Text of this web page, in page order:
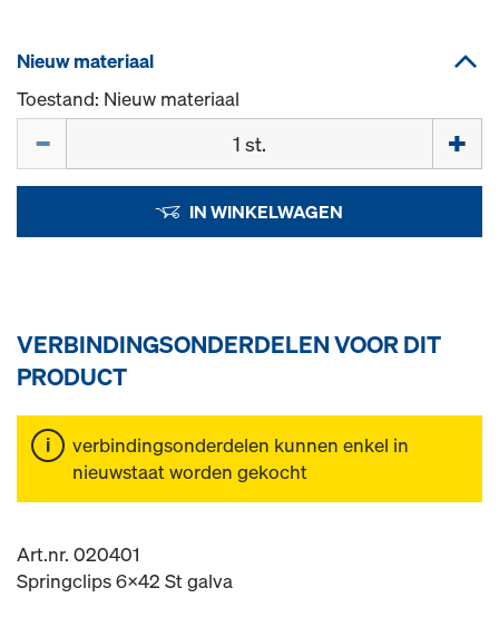
Nieuw materiaal
Toestand: Nieuw materiaal
IN WINKELWAGEN
VERBINDINGSONDERDELEN VOOR DIT
PRODUCT
verbindingsonderdelen kunnen enkel in
nieuwstaat worden gekocht
Art.nr. 020401
Springclips 6x42 St galva